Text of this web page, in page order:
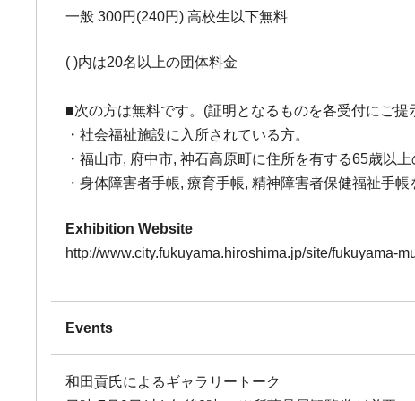
一般 300円(240円) 高校生以下無料
( )内は20名以上の団体料金
■次の方は無料です。(証明となるものを各受付にご提
・社会福祉施設に入所されている方。
・福山市, 府中市, 神石高原町に住所を有する65歳以
・身体障害者手帳, 療育手帳, 精神障害者保健福祉手
Exhibition Website
http://www.city.fukuyama.hiroshima.jp/site/fukuyama-
Events
和田貢氏によるギャラリートーク